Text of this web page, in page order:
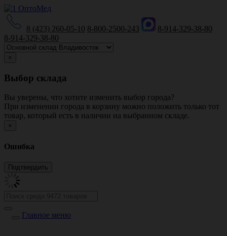
8 (423) 260-05-10 8-800-2500-243
8-914-329-38-80
8-914-329-38-80
×
Выбор склада
Вы уверены, что хотите изменить выбор города?
При изменении города в корзину можно положить только тот
товар, который есть в наличии на выбранном складе.
×
Ошибка
Главное меню